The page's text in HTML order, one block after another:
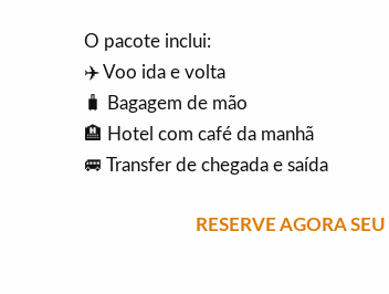
O pacote inclui:
✈️ Voo ida e volta
🧳 Bagagem de mão
🏨 Hotel com café da manhã
🚐 Transfer de chegada e saída
RESERVE AGORA